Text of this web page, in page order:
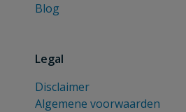
Blog
Legal
Disclaimer
Algemene voorwaarden